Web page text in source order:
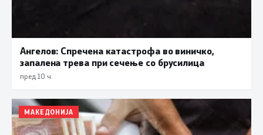
Ангелов: Спречена катастрофа во виничко,
запалена трева при сечење со брусилица
пред 10 ч.
МАКЕДОНИЈА